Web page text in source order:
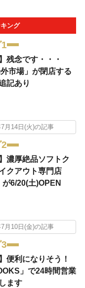
ング
残念です・・・
外市場」が閉店する
記あり
7月14日(火)の記事
濃厚絶品ソフトク
クアウト専門店
が6/20(土)OPEN
月10日(金)の記事
便利になりそう！
」で24時間営業
ます